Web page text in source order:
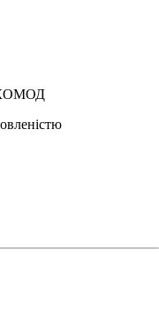
КОМОД